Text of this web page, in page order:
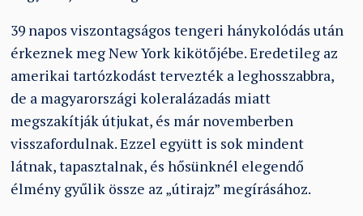
39 napos viszontagságos tengeri hánykolódás után
érkeznek meg New York kikötőjébe. Eredetileg az
amerikai tartózkodást tervezték a leghosszabbra,
de a magyarországi koleralázadás miatt
megszakítják útjukat, és már novemberben
visszafordulnak. Ezzel együtt is sok mindent
látnak, tapasztalnak, és hősünknél elegendő
élmény gyűlik össze az „útirajz” megírásához.